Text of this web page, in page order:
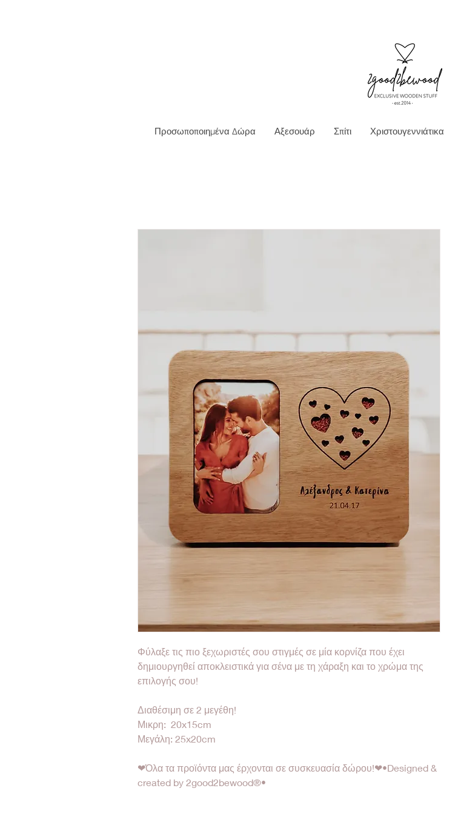
Προσωποποιημένα Δώρα Αξεσουάρ Σπίτι Χριστουγεννιάτικα
Φύλαξε τις πιο ξεχωριστές σου στιγμές σε μία κορνίζα που έχει
δημιουργηθεί αποκλειστικά για σένα με τη χάραξη και το χρώμα της
επιλογής σου!
Διαθέσιμη σε 2 μεγέθη!
Μικρη: 20x15cm
Μεγάλη: 25x20cm
❤Όλα τα προϊόντα μας έρχονται σε συσκευασία δώρου!❤•Designed &
created by 2good2bewood®•